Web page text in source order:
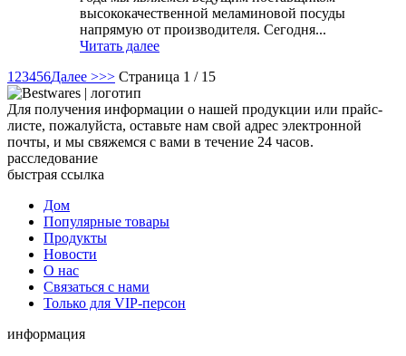
высококачественной меламиновой посуды
напрямую от производителя. Сегодня...
Читать далее
1 23456Далее >>> Страница 1 / 15
Для получения информации о нашей продукции или прайс-
листе, пожалуйста, оставьте нам свой адрес электронной
почты, и мы свяжемся с вами в течение 24 часов.
расследование
быстрая ссылка
Дом
Популярные товары
Продукты
Новости
О нас
Связаться с нами
Только для VIP-персон
информация